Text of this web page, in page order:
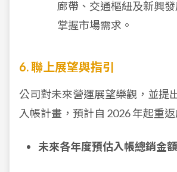
廊帶、交通樞紐及新興
掌握市場需求。
6. 聯上展望與指引
公司對未來營運展望樂觀，並提
入帳計畫，預計自 2026 年起重返
未來各年度預估入帳總銷金額